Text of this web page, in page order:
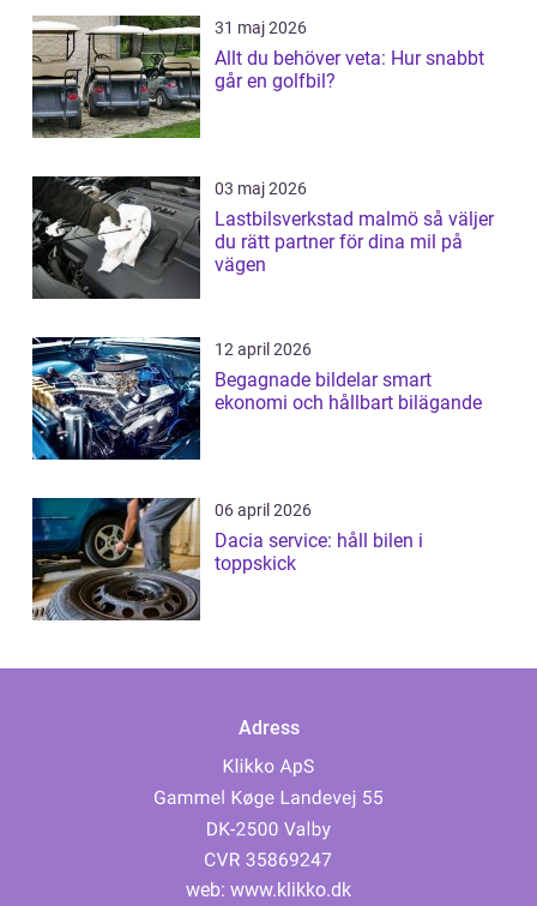
31 maj 2026
Allt du behöver veta: Hur snabbt
går en golfbil?
03 maj 2026
Lastbilsverkstad malmö så väljer
du rätt partner för dina mil på
vägen
12 april 2026
Begagnade bildelar smart
ekonomi och hållbart bilägande
06 april 2026
Dacia service: håll bilen i
toppskick
Adress
web: www.klikko.dk